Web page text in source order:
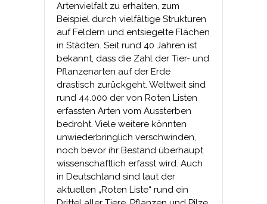
Artenvielfalt zu erhalten, zum
Beispiel durch vielfältige Strukturen
auf Feldern und entsiegelte Flächen
in Städten. Seit rund 40 Jahren ist
bekannt, dass die Zahl der Tier- und
Pflanzenarten auf der Erde
drastisch zurückgeht. Weltweit sind
rund 44.000 der von Roten Listen
erfassten Arten vom Aussterben
bedroht. Viele weitere könnten
unwiederbringlich verschwinden,
noch bevor ihr Bestand überhaupt
wissenschaftlich erfasst wird. Auch
in Deutschland sind laut der
aktuellen „Roten Liste“ rund ein